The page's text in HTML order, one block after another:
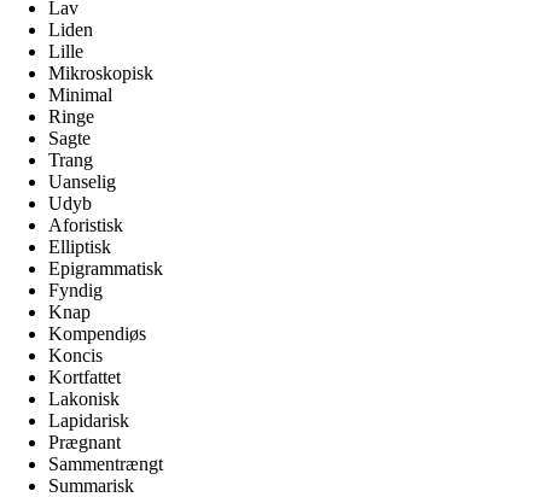
Lav
Liden
Lille
Mikroskopisk
Minimal
Ringe
Sagte
Trang
Uanselig
Udyb
Aforistisk
Elliptisk
Epigrammatisk
Fyndig
Knap
Kompendiøs
Koncis
Kortfattet
Lakonisk
Lapidarisk
Prægnant
Sammentrængt
Summarisk